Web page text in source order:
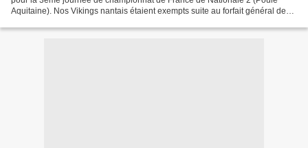
Aquitaine). Nos Vikings nantais étaient exempts suite au forfait général de